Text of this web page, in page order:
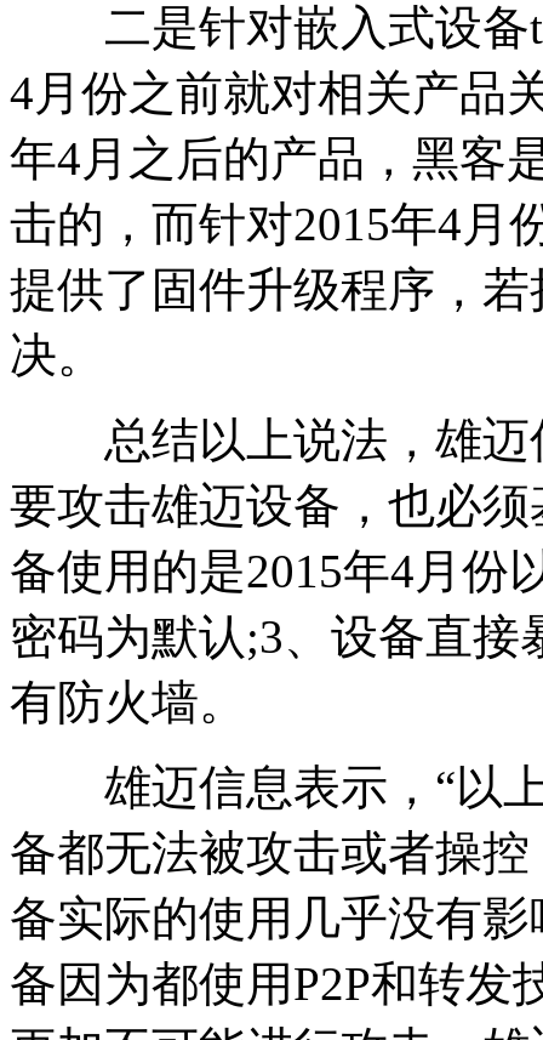
二是针对嵌入式设备
4月份之前就对相关产品
年4月之后的产品，黑客
击的，而针对2015年4月
提供了固件升级程序，
决。
总结以上说法，雄迈
要攻击雄迈设备，也必
备使用的是2015年4月份
密码为默认;3、设备直
有防火墙。
雄迈信息表示，“以上
备都无法被攻击或者操
备实际的使用几乎没有
备因为都使用P2P和转